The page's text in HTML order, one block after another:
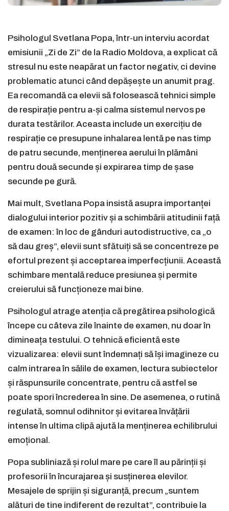
Psihologul Svetlana Popa, într-un interviu acordat
emisiunii „Zi de Zi” de la Radio Moldova, a explicat că
stresul nu este neapărat un factor negativ, ci devine
problematic atunci când depășește un anumit prag.
Ea recomandă ca elevii să folosească tehnici simple
de respirație pentru a-și calma sistemul nervos pe
durata testărilor. Aceasta include un exercițiu de
respirație ce presupune inhalarea lentă pe nas timp
de patru secunde, menținerea aerului în plămâni
pentru două secunde și expirarea timp de șase
secunde pe gură.
Mai mult, Svetlana Popa insistă asupra importanței
dialogului interior pozitiv și a schimbării atitudinii față
de examen: în loc de gânduri autodistructive, ca „o
să dau greș”, elevii sunt sfătuiți să se concentreze pe
efortul prezent și acceptarea imperfecțiunii. Această
schimbare mentală reduce presiunea și permite
creierului să funcționeze mai bine.
Psihologul atrage atenția că pregătirea psihologică
începe cu câteva zile înainte de examen, nu doar în
dimineața testului. O tehnică eficientă este
vizualizarea: elevii sunt îndemnați să își imagineze cu
calm intrarea în sălile de examen, lectura subiectelor
și răspunsurile concentrate, pentru că astfel se
poate spori încrederea în sine. De asemenea, o rutină
regulată, somnul odihnitor și evitarea învățării
intense în ultima clipă ajută la menținerea echilibrului
emoțional.
Popa subliniază și rolul mare pe care îl au părinții și
profesorii în încurajarea și susținerea elevilor.
Mesajele de sprijin și siguranță, precum „suntem
alături de tine indiferent de rezultat”, contribuie la